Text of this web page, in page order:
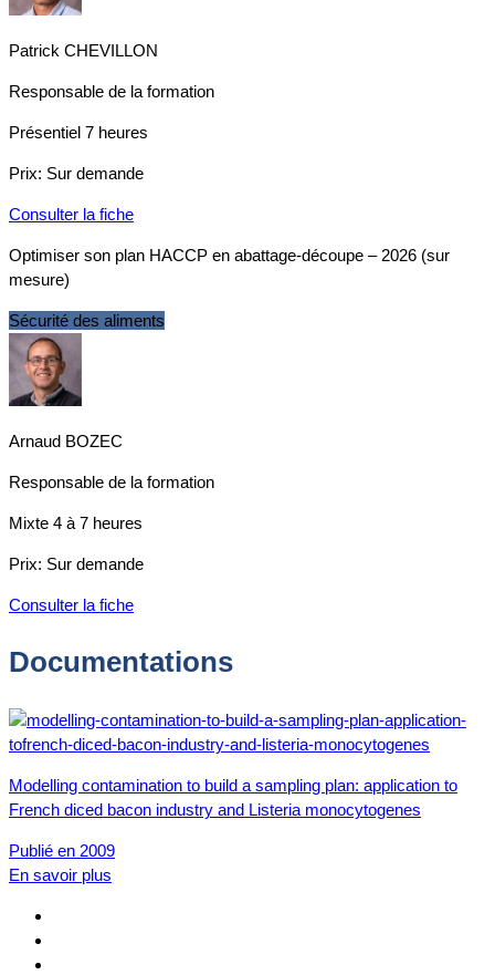
Patrick CHEVILLON
Responsable de la formation
Présentiel 7 heures
Prix: Sur demande
Consulter la fiche
Optimiser son plan HACCP en abattage-découpe – 2026 (sur
mesure)
Sécurité des aliments
Arnaud BOZEC
Responsable de la formation
Mixte 4 à 7 heures
Prix: Sur demande
Consulter la fiche
Documentations
Modelling contamination to build a sampling plan: application to
French diced bacon industry and Listeria monocytogenes
Publié en 2009
En savoir plus